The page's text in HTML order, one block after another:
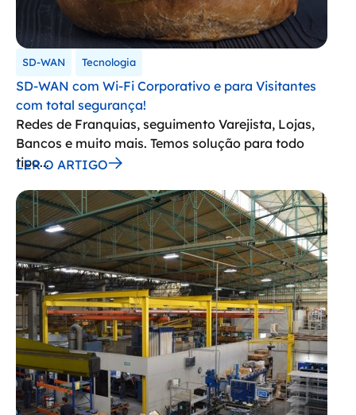
SD-WAN Tecnologia
SD-WAN com Wi-Fi Corporativo e para Visitantes
com total segurança!
Redes de Franquias, seguimento Varejista, Lojas,
Bancos e muito mais. Temos solução para todo
tipo...
LER O ARTIGO